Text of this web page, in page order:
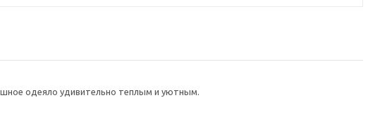
одеяло удивительно теплым и уютным.